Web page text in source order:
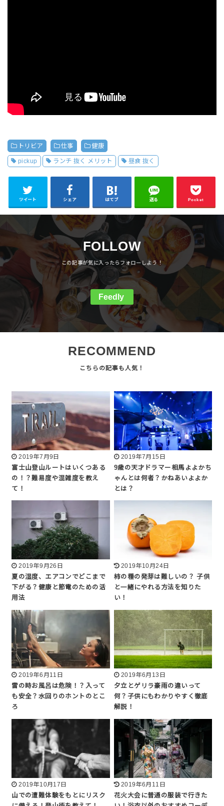
トリビア 仕事 健康
pickup ランチ 抜く メリット 昼食 抜く
ツイート シェア はてブ 送る Pocket
FOLLOW
Feedly
RECOMMEND
2019年7月9日
富士山登山ルートはいくつある
の！？難易度や混雑度を教え
て！
2019年7月15日
9歳の天才ドラマー相馬よよかち
ゃんとは何者？かねあいよよか
とは？
2019年9月26日
夏の湿度、エアコンでどこまで
下がる？健康と節電のための活
用法
2019年10月24日
柿の種の発芽は難しいの？ 子供
と一緒にやれる方法を知りた
い！
2019年6月11日
雷の時お風呂は危険！？入って
も安全？水回りのホントのとこ
ろ
2019年6月13日
夕立とゲリラ豪雨の違いって
何？子供にもわかりやすく徹底
解説！
2019年10月17日
山での遭難体験をもとにリスク
2019年6月11日
花火大会に普通の服装で行きた